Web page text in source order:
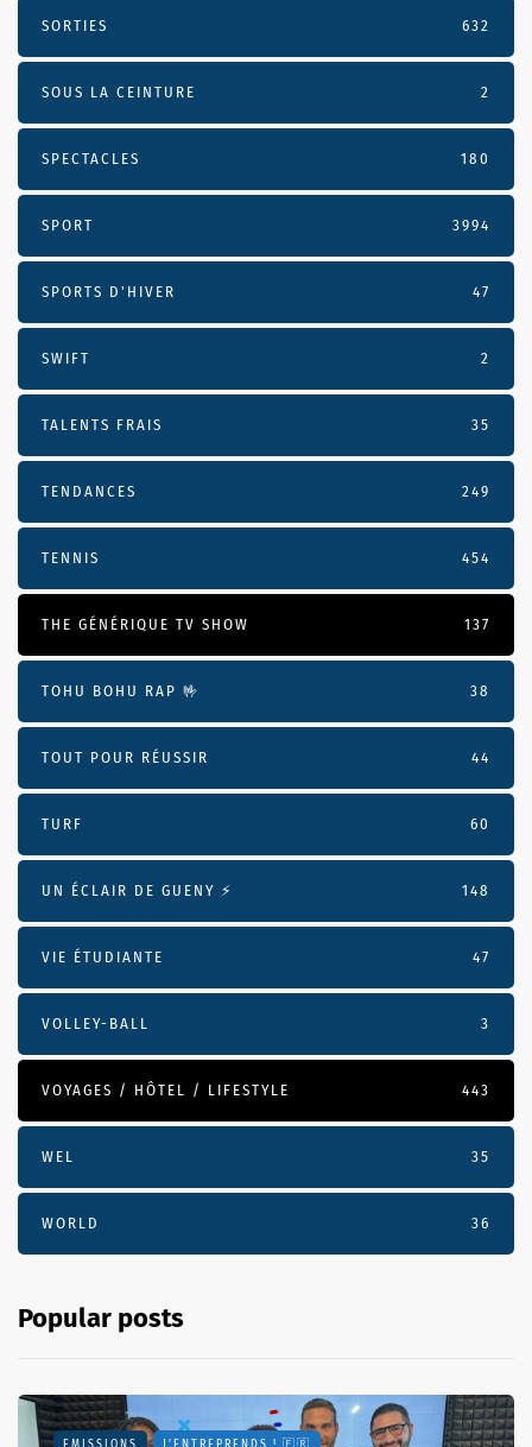
SORTIES 632
SOUS LA CEINTURE 2
SPECTACLES 180
SPORT 3994
SPORTS D'HIVER 47
SWIFT 2
TALENTS FRAIS 35
TENDANCES 249
TENNIS 454
THE GÉNÉRIQUE TV SHOW 137
TOHU BOHU RAP 🤟 38
TOUT POUR RÉUSSIR 44
TURF 60
UN ÉCLAIR DE GUENY ⚡️ 148
VIE ÉTUDIANTE 47
VOLLEY-BALL 3
VOYAGES / HÔTEL / LIFESTYLE 443
WEL 35
WORLD 36
Popular posts